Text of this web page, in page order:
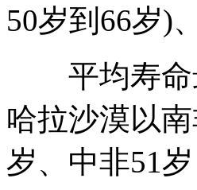
50岁到66岁)
平均寿命
哈拉沙漠以
岁、中非51